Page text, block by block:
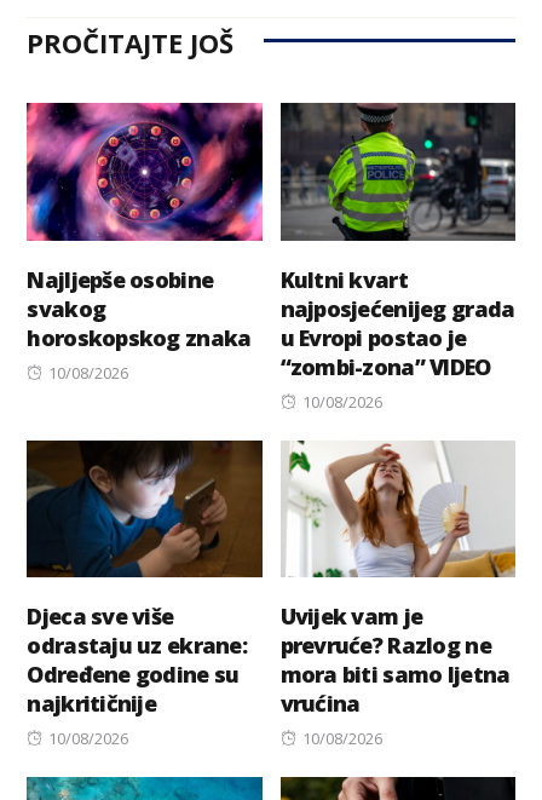
PROČITAJTE JOŠ
Najljepše osobine
svakog
horoskopskog znaka
Posted
10/08/2026
Kultni kvart
najposjećenijeg grada
u Evropi postao je
“zombi-zona” VIDEO
Posted
10/08/2026
Djeca sve više
odrastaju uz ekrane:
Određene godine su
najkritičnije
Posted
10/08/2026
Uvijek vam je
prevruće? Razlog ne
mora biti samo ljetna
vrućina
Posted
10/08/2026